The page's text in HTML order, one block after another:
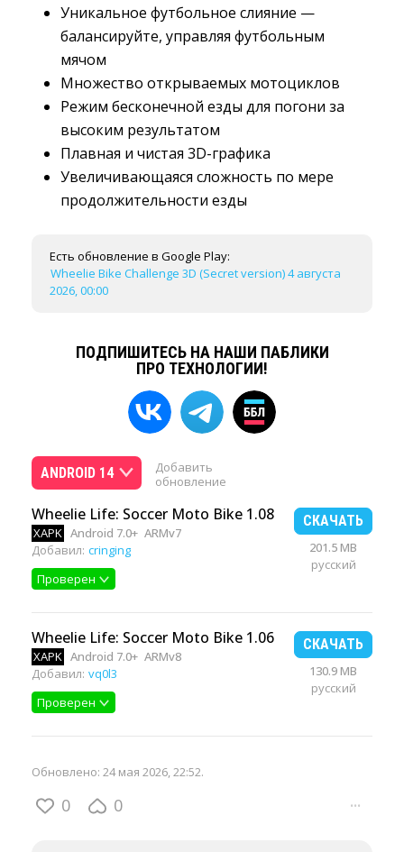
Уникальное футбольное слияние —
балансируйте, управляя футбольным
мячом
Множество открываемых мотоциклов
Режим бесконечной езды для погони за
высоким результатом
Плавная и чистая 3D-графика
Увеличивающаяся сложность по мере
продолжительности езды
Есть обновление в Google Play:
Wheelie Bike Challenge 3D (Secret version) 4 августа
2026, 00:00
ПОДПИШИТЕСЬ НА НАШИ ПАБЛИКИ
ПРО ТЕХНОЛОГИИ!
ANDROID 14
Добавить
обновление
Wheelie Life: Soccer Moto Bike 1.08
XAPK Android 7.0+ ARMv7
Добавил: cringing
Проверен
СКАЧАТЬ
201.5 MB
русский
Wheelie Life: Soccer Moto Bike 1.06
XAPK Android 7.0+ ARMv8
Добавил: vq0l3
Проверен
СКАЧАТЬ
130.9 MB
русский
Обновлено: 24 мая 2026, 22:52.
0 0 ···